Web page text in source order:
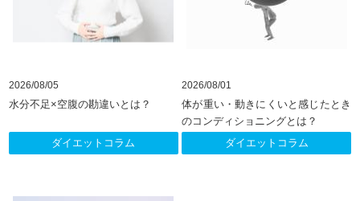
2026/08/05
水分不足×空腹の勘違いとは？
ダイエットコラム
2026/08/01
体が重い・動きにくいと感じたとき
のコンディショニングとは？
ダイエットコラム